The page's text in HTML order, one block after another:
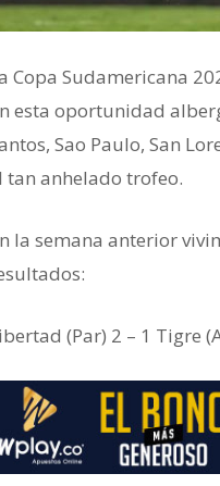
Copa Sudamericana
esta oportunidad
Sao Paulo, San
tan anhelado trofeo.
la semana anterior
(Par) 2 – 1 Tigre